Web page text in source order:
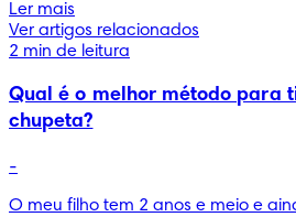
Ler mais
Ver artigos relacionados
2 min de leitura
Qual é o melhor método para
chupeta?
-
O meu filho tem 2 anos e meio e